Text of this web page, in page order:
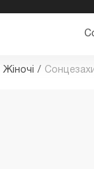
Жіночі /